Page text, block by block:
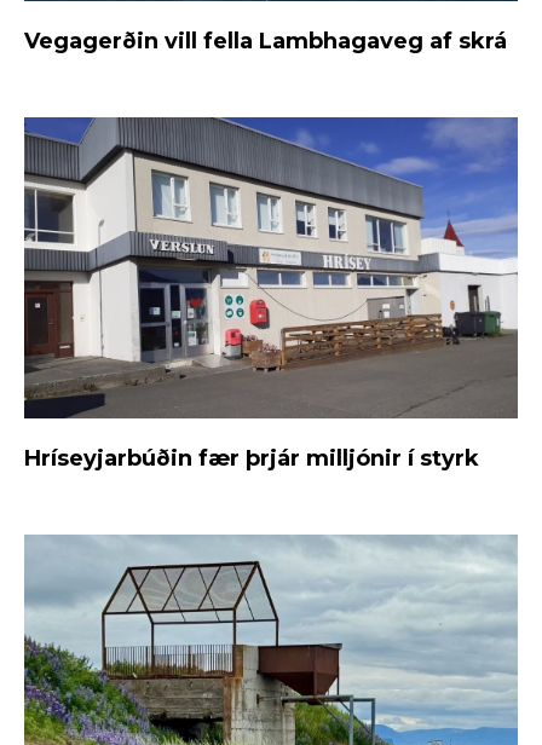
Vegagerðin vill fella Lambhagaveg af skrá
Hríseyjarbúðin fær þrjár milljónir í styrk